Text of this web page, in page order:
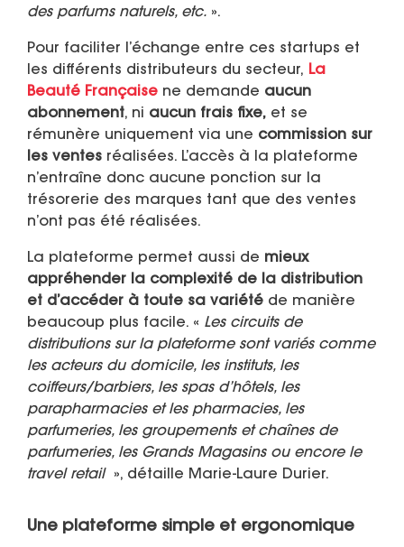
des parfums naturels, etc. ».
Pour faciliter l’échange entre ces startups et
les différents distributeurs du secteur, La
Beauté Française ne demande aucun
abonnement, ni aucun frais fixe, et se
rémunère uniquement via une commission sur
les ventes réalisées. L’accès à la plateforme
n’entraîne donc aucune ponction sur la
trésorerie des marques tant que des ventes
n’ont pas été réalisées.
La plateforme permet aussi de mieux
appréhender la complexité de la distribution
et d’accéder à toute sa variété de manière
beaucoup plus facile. « Les circuits de
distributions sur la plateforme sont variés comme
les acteurs du domicile, les instituts, les
coiffeurs/barbiers, les spas d’hôtels, les
parapharmacies et les pharmacies, les
parfumeries, les groupements et chaînes de
parfumeries, les Grands Magasins ou encore le
travel retail
», détaille Marie-Laure Durier.
Une plateforme simple et ergonomique